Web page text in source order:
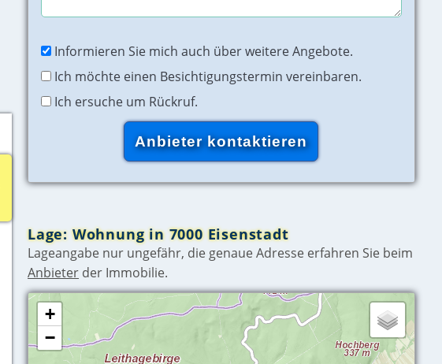
Informieren Sie mich auch über weitere Angebote.
Ich möchte einen Besichtigungstermin vereinbaren.
Ich ersuche um Rückruf.
Lage: Wohnung in 7000 Eisenstadt
Lageangabe nur ungefähr, die genaue Adresse erfahren Sie beim
Anbieter der Immobilie.
+
−